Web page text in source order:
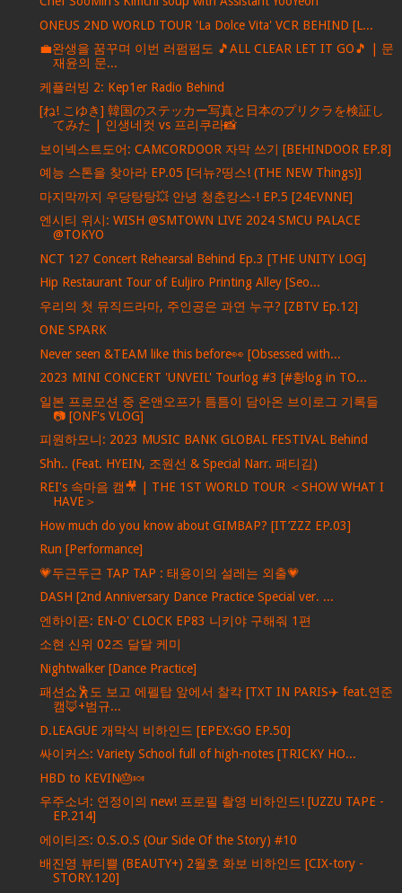
ONEUS 2ND WORLD TOUR 'La Dolce Vita' VCR BEHIND [L...
💼완생을 꿈꾸며 이번 러펌펌도 🎵ALL CLEAR LET IT GO🎵 | 문
재윤의 문...
케플러빙 2: Kep1er Radio Behind
[ね! こゆき] 韓国のステッカー写真と日本のプリクラを検証し
てみた | 인생네컷 vs 프리쿠라📸
보이넥스트도어: CAMCORDOOR 자막 쓰기 [BEHINDOOR EP.8]
예능 스톤을 찾아라 EP.05 [더뉴?띵스! (THE NEW Things)]
마지막까지 우당탕탕💥 안녕 청춘캉스-! EP.5 [24EVNNE]
엔시티 위시: WISH @SMTOWN LIVE 2024 SMCU PALACE
@TOKYO
NCT 127 Concert Rehearsal Behind Ep.3 [THE UNITY LOG]
Hip Restaurant Tour of Euljiro Printing Alley [Seo...
우리의 첫 뮤직드라마, 주인공은 과연 누구? [ZBTV Ep.12]
ONE SPARK
Never seen &TEAM like this before👀 [Obsessed with...
2023 MINI CONCERT 'UNVEIL' Tourlog #3 [#황log in TO...
일본 프로모션 중 온앤오프가 틈틈이 담아온 브이로그 기록들
📷 [ONF's VLOG]
피원하모니: 2023 MUSIC BANK GLOBAL FESTIVAL Behind
Shh.. (Feat. HYEIN, 조원선 & Special Narr. 패티김)
REI's 속마음 캠🎥 | THE 1ST WORLD TOUR ＜SHOW WHAT I
HAVE＞
How much do you know about GIMBAP? [IT’ZZZ EP.03]
Run [Performance]
💗두근두근 TAP TAP : 태용이의 설레는 외출💗
DASH [2nd Anniversary Dance Practice Special ver. ...
엔하이픈: EN-O' CLOCK EP83 니키야 구해줘 1편
소현 신위 02즈 달달 케미
Nightwalker [Dance Practice]
패션쇼🕺도 보고 에펠탑 앞에서 찰칵 [TXT IN PARIS✈️ feat.연준
캠🦊+범규...
D.LEAGUE 개막식 비하인드 [EPEX:GO EP.50]
싸이커스: Variety School full of high-notes [TRICKY HO...
HBD to KEVIN🎂🍬
우주소녀: 연정이의 new! 프로필 촬영 비하인드! [UZZU TAPE -
EP.214]
에이티즈: O.S.O.S (Our Side Of the Story) #10
배진영 뷰티쁠 (BEAUTY+) 2월호 화보 비하인드 [CIX-tory -
STORY.120]